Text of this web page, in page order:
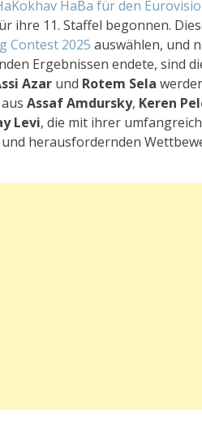
HaBa für den
ihre 11. Staffel begonnen.
Contest 2025 auswählen, und
Ergebnissen endete, sind
Azar und Rotem Sela
Assaf Amdursky, Keren
Levi, die mit ihrer
herausfordernden